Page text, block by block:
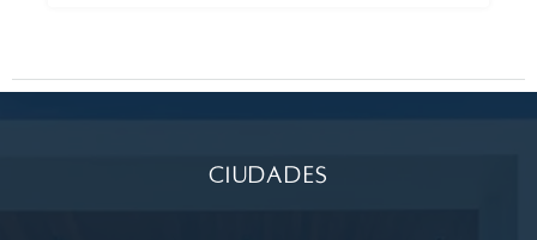
Ciudades